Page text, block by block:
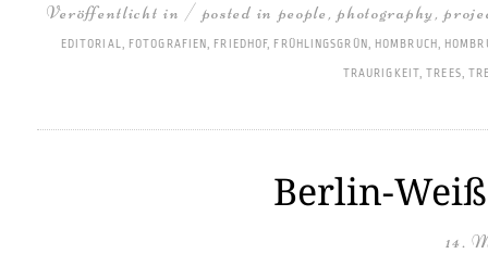
Veröffentlicht in / posted in people,photography,
EDITORIAL, FOTOGRAFIEN, FRIEDHOF, FRÜHLINGSGRÜN, HOMBRUCH,
TRAURIGKEIT, TREES,
Berlin-
14.